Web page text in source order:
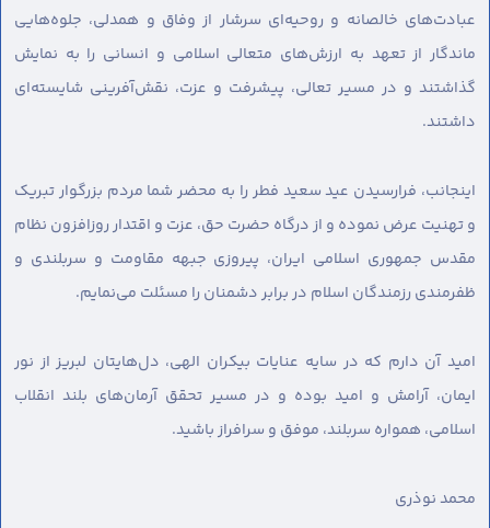
عبادت‌های خالصانه و روحیه‌ای سرشار از وفاق و همدلی، جلوه‌هایی
ماندگار از تعهد به ارزش‌های متعالی اسلامی و انسانی را به نمایش
گذاشتند و در مسیر تعالی، پیشرفت و عزت، نقش‌آفرینی شایسته‌ای
داشتند.
اینجانب، فرارسیدن عید سعید فطر را به محضر شما مردم بزرگوار تبریک
و تهنیت عرض نموده و از درگاه حضرت حق، عزت و اقتدار روزافزون نظام
مقدس جمهوری اسلامی ایران، پیروزی جبهه مقاومت و سربلندی و
ظفرمندی رزمندگان اسلام در برابر دشمنان را مسئلت می‌نمایم.
امید آن دارم که در سایه عنایات بیکران الهی، دل‌هایتان لبریز از نور
ایمان، آرامش و امید بوده و در مسیر تحقق آرمان‌های بلند انقلاب
اسلامی، همواره سربلند، موفق و سرافراز باشید.
محمد نوذری